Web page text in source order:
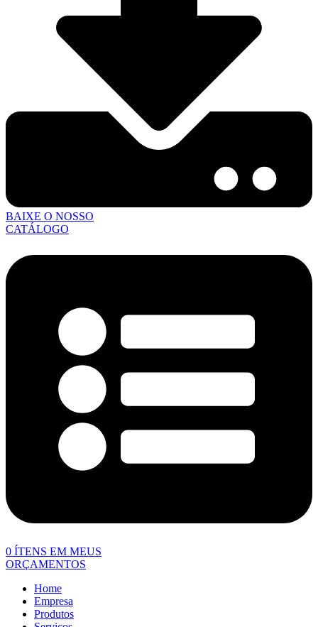
BAIXE O NOSSO
CATÁLOGO
0 ÍTENS EM MEUS
ORÇAMENTOS
Home
Empresa
Produtos